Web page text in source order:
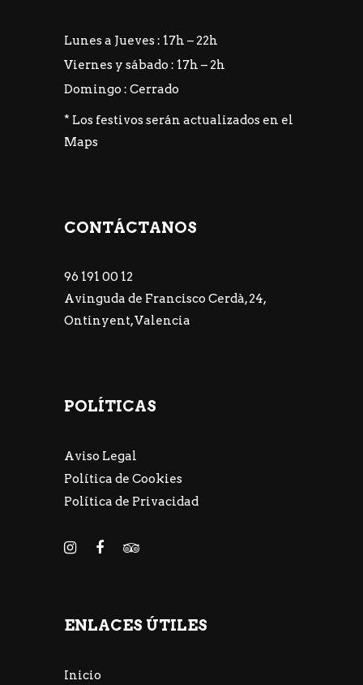
Lunes a Jueves : 17h – 22h
Viernes y sábado : 17h – 2h
Domingo : Cerrado
* Los festivos serán actualizados en el
Maps
CONTÁCTANOS
96 191 00 12
Avinguda de Francisco Cerdà, 24,
Ontinyent, Valencia
POLÍTICAS
Aviso Legal
Política de Cookies
Política de Privacidad
ENLACES ÚTILES
Inicio